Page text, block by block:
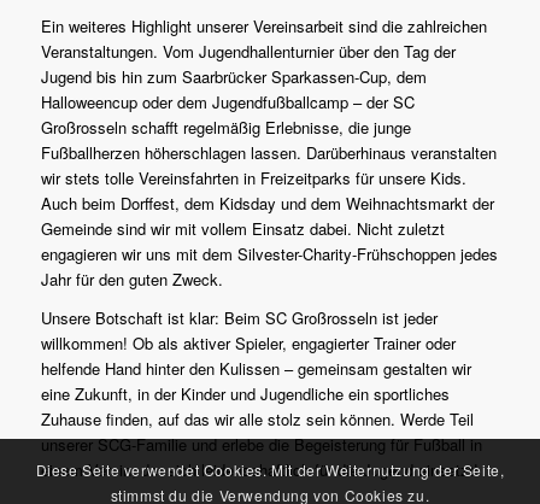
Ein weiteres Highlight unserer Vereinsarbeit sind die zahlreichen
Veranstaltungen. Vom Jugendhallenturnier über den Tag der
Jugend bis hin zum Saarbrücker Sparkassen-Cup, dem
Halloweencup oder dem Jugendfußballcamp – der SC
Großrosseln schafft regelmäßig Erlebnisse, die junge
Fußballherzen höherschlagen lassen. Darüberhinaus veranstalten
wir stets tolle Vereinsfahrten in Freizeitparks für unsere Kids.
Auch beim Dorffest, dem Kidsday und dem Weihnachtsmarkt der
Gemeinde sind wir mit vollem Einsatz dabei. Nicht zuletzt
engagieren wir uns mit dem Silvester-Charity-Frühschoppen jedes
Jahr für den guten Zweck.
Unsere Botschaft ist klar: Beim SC Großrosseln ist jeder
willkommen! Ob als aktiver Spieler, engagierter Trainer oder
helfende Hand hinter den Kulissen – gemeinsam gestalten wir
eine Zukunft, in der Kinder und Jugendliche ein sportliches
Zuhause finden, auf das wir alle stolz sein können. Werde Teil
unserer SCG-Familie und erlebe die Begeisterung für Fußball in
einem Verein, der sich leidenschaftlich für die Jugend einsetzt!
Diese Seite verwendet Cookies. Mit der Weiternutzung der Seite,
stimmst du die Verwendung von Cookies zu.